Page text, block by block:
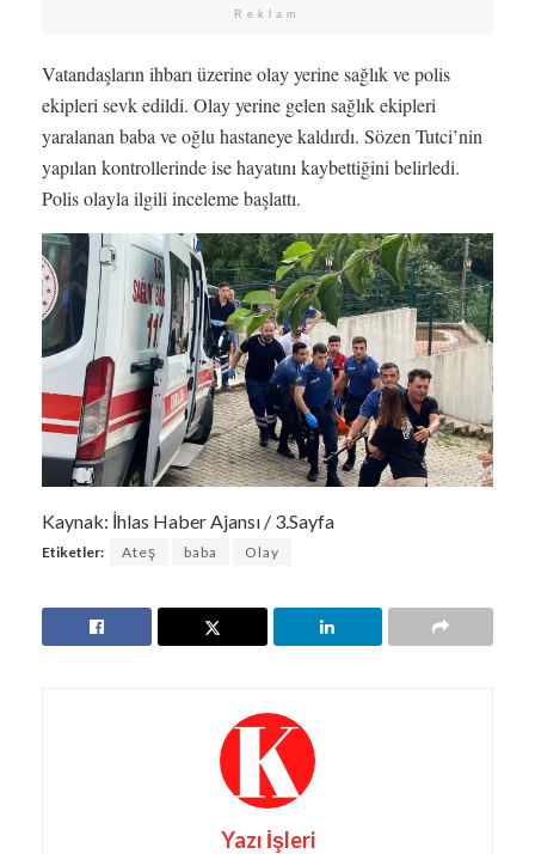
Reklam
Vatandaşların ihbarı üzerine olay yerine sağlık ve polis
ekipleri sevk edildi. Olay yerine gelen sağlık ekipleri
yaralanan baba ve oğlu hastaneye kaldırdı. Sözen Tutci’nin
yapılan kontrollerinde ise hayatını kaybettiğini belirledi.
Polis olayla ilgili inceleme başlattı.
Kaynak: İhlas Haber Ajansı / 3.Sayfa
Etiketler: Ateş baba Olay
Yazı İşleri